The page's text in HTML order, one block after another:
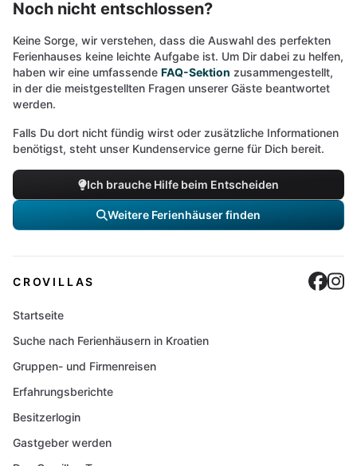
Noch nicht entschlossen?
Keine Sorge, wir verstehen, dass die Auswahl des perfekten
Ferienhauses keine leichte Aufgabe ist. Um Dir dabei zu helfen,
haben wir eine umfassende FAQ-Sektion zusammengestellt,
in der die meistgestellten Fragen unserer Gäste beantwortet
werden.
Falls Du dort nicht fündig wirst oder zusätzliche Informationen
benötigst, steht unser Kundenservice gerne für Dich bereit.
Ich brauche Hilfe beim Entscheiden
Weitere Ferienhäuser finden
CROVILLAS
Startseite
Suche nach Ferienhäusern in Kroatien
Gruppen- und Firmenreisen
Erfahrungsberichte
Besitzerlogin
Gastgeber werden